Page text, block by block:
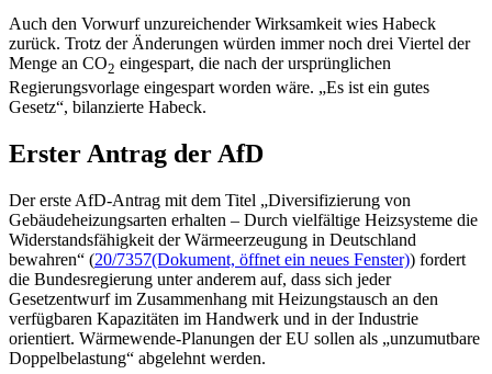
Auch den Vorwurf unzureichender Wirksamkeit wies Habeck
zurück. Trotz der Änderungen würden immer noch drei Viertel der
Menge an CO2 eingespart, die nach der ursprünglichen
Regierungsvorlage eingespart worden wäre. „Es ist ein gutes
Gesetz“, bilanzierte Habeck.
Erster Antrag der AfD
Der erste AfD-Antrag mit dem Titel „Diversifizierung von
Gebäudeheizungsarten erhalten – Durch vielfältige Heizsysteme die
Widerstandsfähigkeit der Wärmeerzeugung in Deutschland
bewahren“ (20/7357(Dokument, öffnet ein neues Fenster)) fordert
die Bundesregierung unter anderem auf, dass sich jeder
Gesetzentwurf im Zusammenhang mit Heizungstausch an den
verfügbaren Kapazitäten im Handwerk und in der Industrie
orientiert. Wärmewende-Planungen der EU sollen als „unzumutbare
Doppelbelastung“ abgelehnt werden.